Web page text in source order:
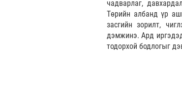
чадварлаг,
Төрийн албанд үр
засгийн зорилт,
дэмжинэ. Ард
тодорхой бодлогыг